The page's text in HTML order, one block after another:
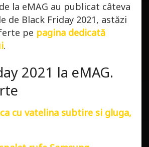
la eMAG au publicat câteva
de Black Friday 2021, astăzi
pe pagina dedicată
.
2021 la eMAG.
cu vatelina subtire si gluga,